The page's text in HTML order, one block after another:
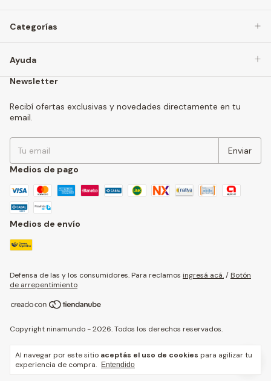
Al navegar por este sitio aceptás el uso de cookies para agilizar tu
experiencia de compra.
Entendido
Categorías
Ayuda
Newsletter
Recibí ofertas exclusivas y novedades directamente en tu
email.
Medios de pago
Medios de envío
Defensa de las y los consumidores. Para reclamos ingresá acá./ Botón
de arrepentimiento
Copyright ninamundo - 2026. Todos los derechos reservados.